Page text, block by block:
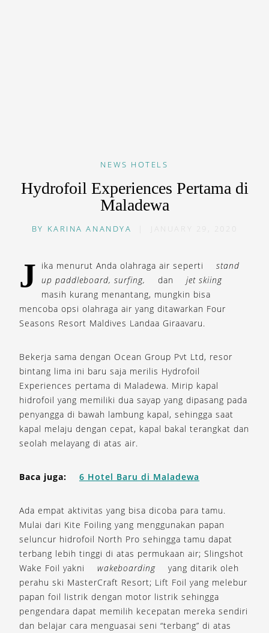
NEWS HOTELS
Hydrofoil Experiences Pertama di
Maladewa
BY KARINA ANANDYA JANUARY 29, 2020
J ika menurut Anda olahraga air seperti
stand
up paddleboard, surfing,
dan
jet skiing
masih kurang menantang, mungkin bisa
mencoba opsi olahraga air yang ditawarkan Four
Seasons Resort Maldives Landaa Giraavaru.
Bekerja sama dengan Ocean Group Pvt Ltd, resor
bintang lima ini baru saja merilis Hydrofoil
Experiences pertama di Maladewa. Mirip kapal
hidrofoil yang memiliki dua sayap yang dipasang pada
penyangga di bawah lambung kapal, sehingga saat
kapal melaju dengan cepat, kapal bakal terangkat dan
seolah melayang di atas air.
Baca juga: 6 Hotel Baru di Maladewa
Ada empat aktivitas yang bisa dicoba para tamu.
Mulai dari Kite Foiling yang menggunakan papan
seluncur hidrofoil North Pro sehingga tamu dapat
terbang lebih tinggi di atas permukaan air; Slingshot
Wake Foil yakni
wakeboarding
yang ditarik oleh
perahu ski MasterCraft Resort; Lift Foil yang melebur
papan foil listrik dengan motor listrik sehingga
pengendara dapat memilih kecepatan mereka sendiri
dan belajar cara menguasai seni “terbang” di atas